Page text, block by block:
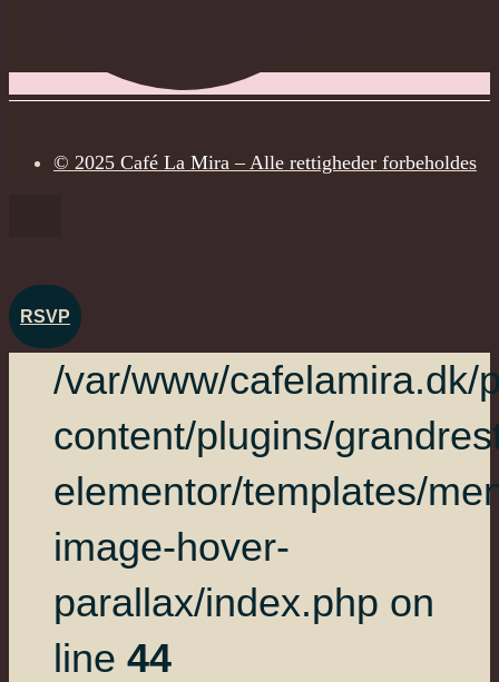
© 2025 Café La Mira – Alle rettigheder forbeholdes
RSVP
/var/www/cafelamira.dk/
content/plugins/
elementor/templates/
image-hover-
parallax/index.php on
line 44